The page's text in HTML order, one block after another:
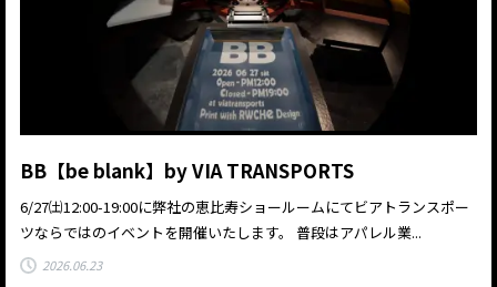
BB【be blank】by VIA TRANSPORTS
6/27㈯12:00-19:00に弊社の恵比寿ショールームにてビアトランスポー
ツならではのイベントを開催いたします。 普段はアパレル業...
2026.06.23